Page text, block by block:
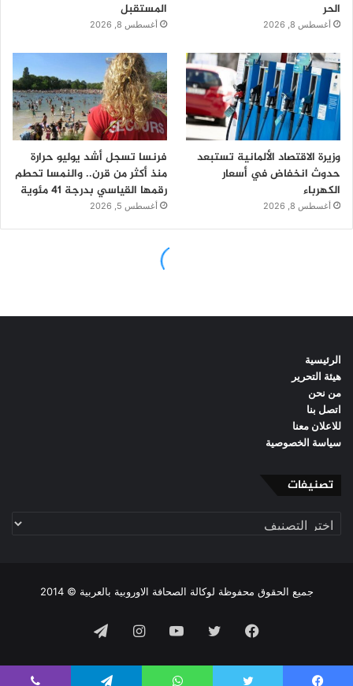
الرئيسية
هيئة التحرير
من نحن
اتصل بنا
للاعلان معنا
سياسة الخصوصية
تصنيفات
تصنيفات
جميع الحقوق محفوظة لوكالة الصحافة الاوروبية بالعربية © 2014
فيسبوك تويتر يوتيوبانستقرامتيلقرام